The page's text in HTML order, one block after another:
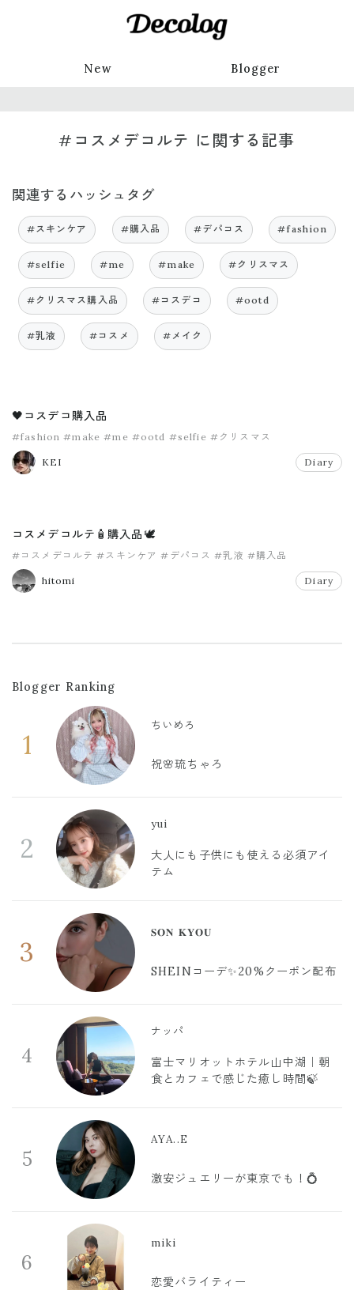
New Blogger
#コスメデコルテ に関する記事
関連するハッシュタグ
#スキンケア #購入品 #デパコス #fashion
#selfie #me #make #クリスマス
#クリスマス購入品 #コスデコ #ootd
#乳液 #コスメ #メイク
🖤コスデコ購入品
#fashion #make #me #ootd #selfie #クリスマス
KEI Diary
コスメデコルテ🧴購入品🕊
#コスメデコルテ #スキンケア #デパコス #乳液 #購入品
hitomi Diary
Blogger Ranking
1
ちいめろ
祝🌸琉ちゃろ
2
yui
大人にも子供にも使える必須アイ
テム
3
𝐒𝐎𝐍 𝐊𝐘𝐎𝐔
SHEINコーデ✨20%クーポン配布
4
ナッパ
富士マリオットホテル山中湖｜朝
食とカフェで感じた癒し時間🍃
5
AYA..E
激安ジュエリーが東京でも！💍
6
miki
恋愛バライティー